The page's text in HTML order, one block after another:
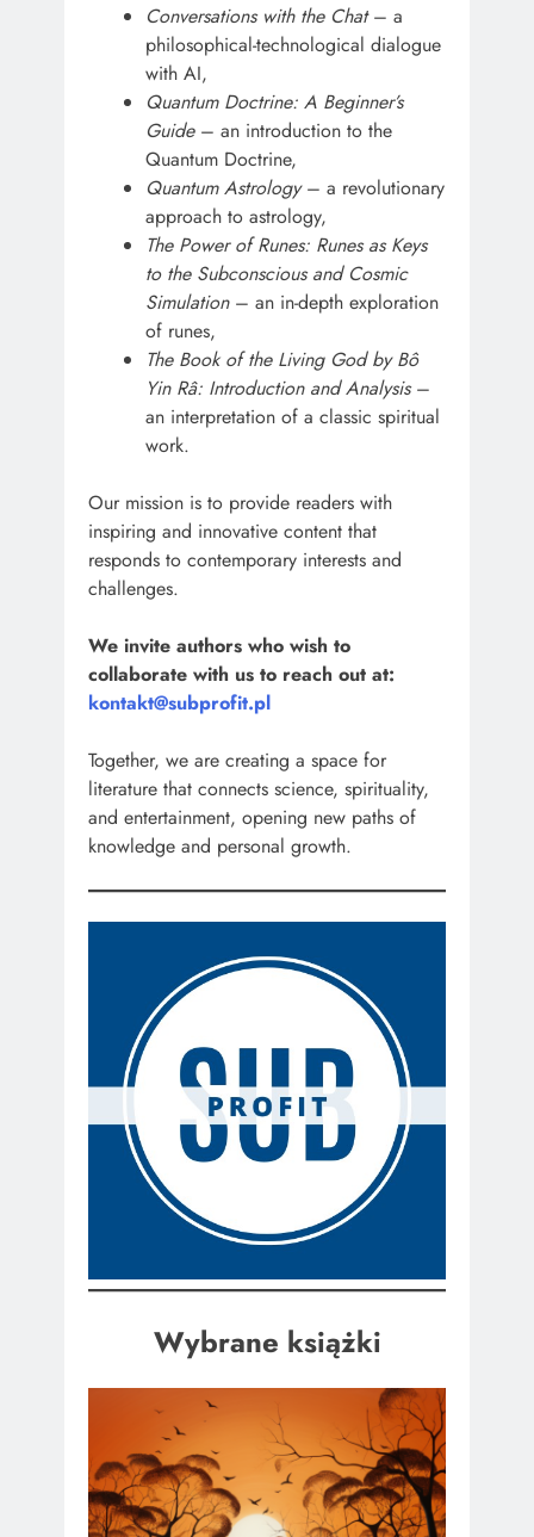
Conversations with the Chat– a
philosophical-technological dialogue
with AI,
Quantum Doctrine: A Beginner’s
Guide– an introduction to the
Quantum Doctrine,
Quantum Astrology– a revolutionary
approach to astrology,
The Power of Runes: Runes as Keys
to the Subconscious and Cosmic
Simulation– an in-depth exploration
of runes,
The Book of the Living God by Bô
Yin Râ: Introduction and Analysis–
an interpretation of a classic spiritual
work.
Our mission is to provide readers with
inspiring and innovative content that
responds to contemporary interests and
challenges.
We invite authors who wish to
collaborate with us to reach out at:
kontakt@subprofit.pl
Together, we are creating a space for
literature that connects science, spirituality,
and entertainment, opening new paths of
knowledge and personal growth.
Wybrane książki